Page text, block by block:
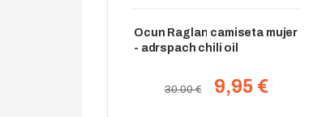
Ocun Raglan camiseta mujer
- adrspach chili oil
30.00 € 9,95 €